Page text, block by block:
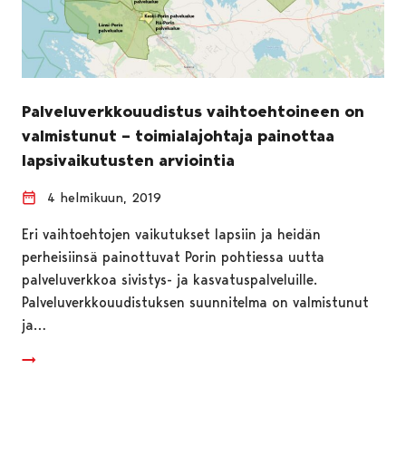
Palveluverkkouudistus vaihtoehtoineen on
valmistunut – toimialajohtaja painottaa
lapsivaikutusten arviointia
4 helmikuun, 2019
Eri vaihtoehtojen vaikutukset lapsiin ja heidän
perheisiinsä painottuvat Porin pohtiessa uutta
palveluverkkoa sivistys- ja kasvatuspalveluille.
Palveluverkkouudistuksen suunnitelma on valmistunut
ja…